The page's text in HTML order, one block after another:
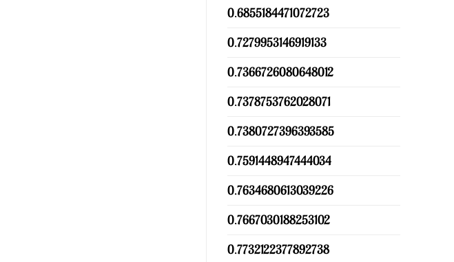
0.6855184471072723
0.7279953146919133
0.7366726080648012
0.7378753762028071
0.7380727396393585
0.7591448947444034
0.7634680613039226
0.7667030188253102
0.7732122377892738